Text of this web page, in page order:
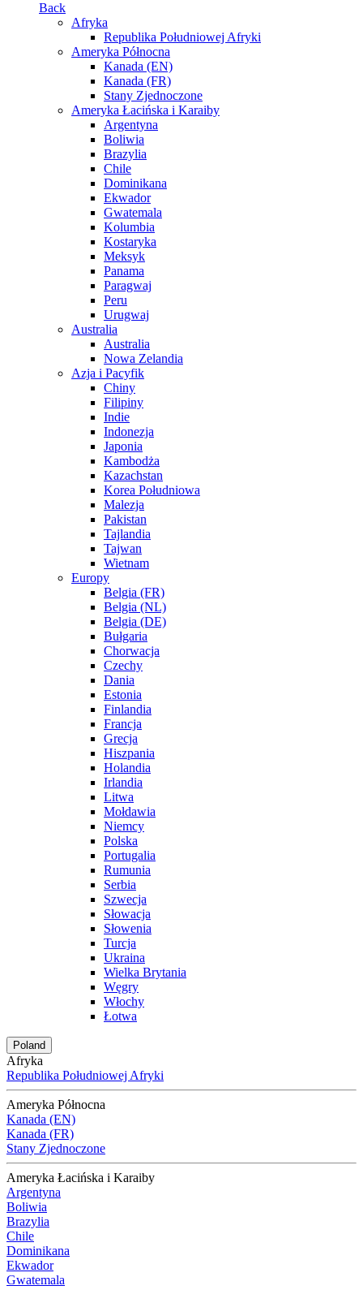
Back
Afryka
Republika Południowej Afryki
Ameryka Północna
Kanada (EN)
Kanada (FR)
Stany Zjednoczone
Ameryka Łacińska i Karaiby
Argentyna
Boliwia
Brazylia
Chile
Dominikana
Ekwador
Gwatemala
Kolumbia
Kostaryka
Meksyk
Panama
Paragwaj
Peru
Urugwaj
Australia
Australia
Nowa Zelandia
Azja i Pacyfik
Chiny
Filipiny
Indie
Indonezja
Japonia
Kambodża
Kazachstan
Korea Południowa
Malezja
Pakistan
Tajlandia
Tajwan
Wietnam
Europy
Belgia (FR)
Belgia (NL)
Belgia (DE)
Bułgaria
Chorwacja
Czechy
Dania
Estonia
Finlandia
Francja
Grecja
Hiszpania
Holandia
Irlandia
Litwa
Mołdawia
Niemcy
Polska
Portugalia
Rumunia
Serbia
Szwecja
Słowacja
Słowenia
Turcja
Ukraina
Wielka Brytania
Węgry
Włochy
Łotwa
Poland
Afryka
Republika Południowej Afryki
Ameryka Północna
Kanada (EN)
Kanada (FR)
Stany Zjednoczone
Ameryka Łacińska i Karaiby
Argentyna
Boliwia
Brazylia
Chile
Dominikana
Ekwador
Gwatemala